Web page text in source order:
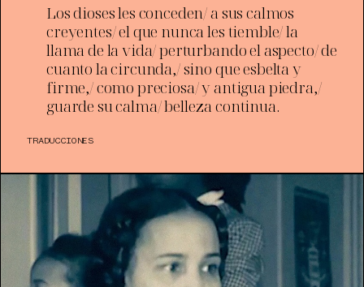
Los dioses les conceden/ a sus calmos
creyentes/ el que nunca les tiemble/ la
llama de la vida/ perturbando el aspecto/ de
cuanto la circunda,/ sino que esbelta y
firme,/ como preciosa/ y antigua piedra,/
guarde su calma/ belleza continua.
TRADUCCIONES